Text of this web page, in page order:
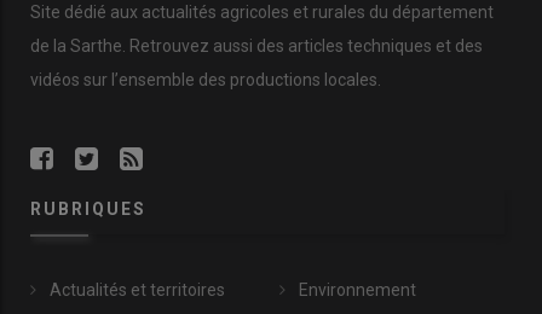
Site dédié aux actualités agricoles et rurales du département
de la Sarthe. Retrouvez aussi des articles techniques et des
vidéos sur l’ensemble des productions locales.
RUBRIQUES
Actualités et territoires
Environnement